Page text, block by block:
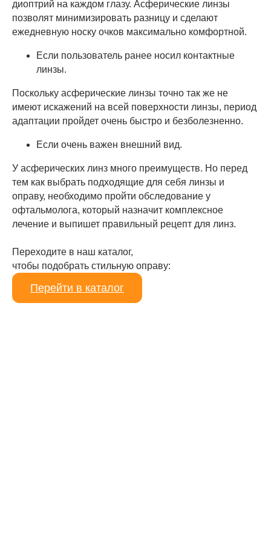
диоптрий на каждом глазу. Асферические линзы
позволят минимизировать разницу и сделают
ежедневную носку очков максимально комфортной.
Если пользователь ранее носил контактные
линзы.
Поскольку асферические линзы точно так же не
имеют искажений на всей поверхности линзы, период
адаптации пройдет очень быстро и безболезненно.
Если очень важен внешний вид.
У асферических линз много преимуществ. Но перед
тем как выбрать подходящие для себя линзы и
оправу, необходимо пройти обследование у
офтальмолога, который назначит комплексное
лечение и выпишет правильный рецепт для линз.
Переходите в наш каталог,
чтобы подобрать стильную оправу:
Перейти в каталог